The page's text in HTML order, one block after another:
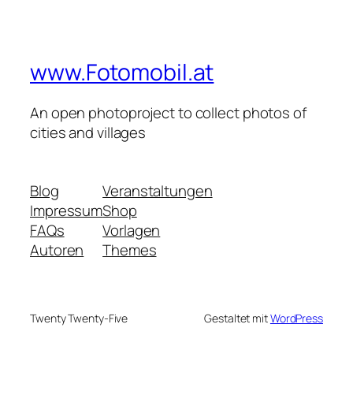
www.Fotomobil.at
An open photoproject to collect photos of
cities and villages
Blog
Impressum
FAQs
Autoren
Veranstaltungen
Shop
Vorlagen
Themes
Twenty Twenty-Five Gestaltet mitWordPress